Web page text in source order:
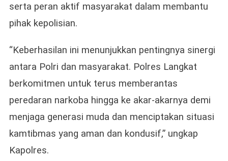
serta peran aktif masyarakat dalam membantu
pihak kepolisian.
“Keberhasilan ini menunjukkan pentingnya sinergi
antara Polri dan masyarakat. Polres Langkat
berkomitmen untuk terus memberantas
peredaran narkoba hingga ke akar-akarnya demi
menjaga generasi muda dan menciptakan situasi
kamtibmas yang aman dan kondusif,” ungkap
Kapolres.